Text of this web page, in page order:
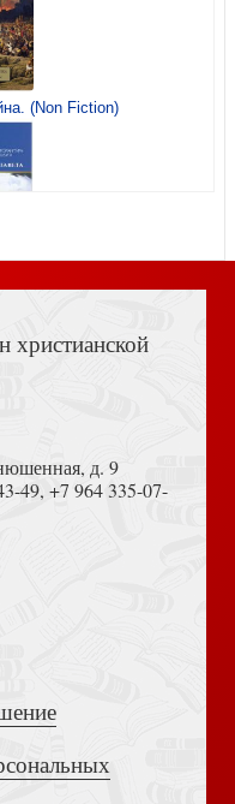
Т.2
и неправедные.
(Non Fiction)
Африканский)
России (2024)
д. 9
49, +7 964 335-07-